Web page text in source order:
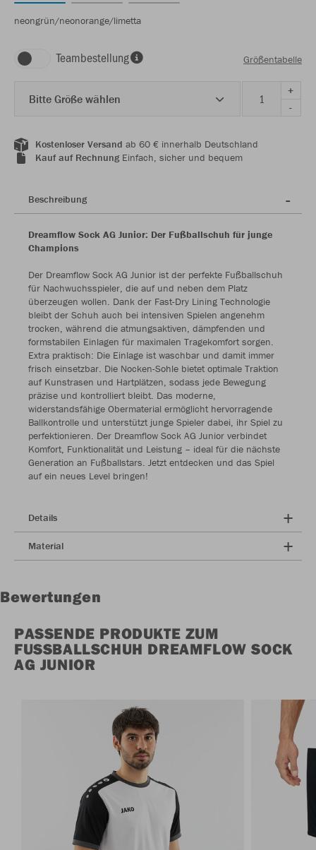
neongrün/neonorange/limetta
Teambestellung Größentabelle
Bitte Größe wählen
+
-
Kostenloser Versand ab 60 € innerhalb Deutschland
Kauf auf RechnungEinfach, sicher und bequem
Beschreibung
Dreamflow Sock AG Junior: Der Fußballschuh für junge
Champions
Der Dreamflow Sock AG Junior ist der perfekte Fußballschuh
für Nachwuchsspieler, die auf und neben dem Platz
überzeugen wollen. Dank der Fast-Dry Lining Technologie
bleibt der Schuh auch bei intensiven Spielen angenehm
trocken, während die atmungsaktiven, dämpfenden und
formstabilen Einlagen für maximalen Tragekomfort sorgen.
Extra praktisch: Die Einlage ist waschbar und damit immer
frisch einsetzbar. Die Nocken-Sohle bietet optimale Traktion
auf Kunstrasen und Hartplätzen, sodass jede Bewegung
präzise und kontrolliert bleibt. Das moderne,
widerstandsfähige Obermaterial ermöglicht hervorragende
Ballkontrolle und unterstützt junge Spieler dabei, ihr Spiel zu
perfektionieren. Der Dreamflow Sock AG Junior verbindet
Komfort, Funktionalität und Leistung – ideal für die nächste
Generation an Fußballstars. Jetzt entdecken und das Spiel
auf ein neues Level bringen!
Details
Material
Bewertungen
PASSENDE PRODUKTE ZUM
FUSSBALLSCHUH DREAMFLOW SOCK A
G JUNIOR